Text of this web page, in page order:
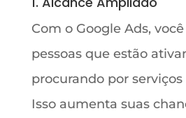
Com o Google Ads,
pessoas que estão
procurando por
Isso aumenta suas